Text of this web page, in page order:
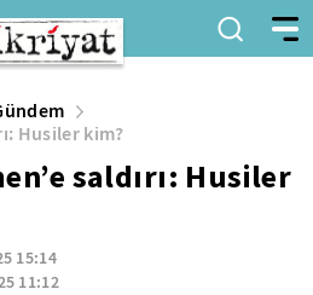
Husiler kim?
saldırı: Husiler
15:14
11:12